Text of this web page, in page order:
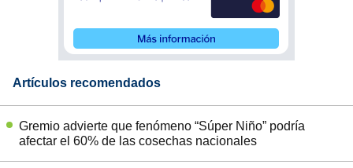
Artículos recomendados
Gremio advierte que fenómeno “Súper Niño” podría
afectar el 60% de las cosechas nacionales